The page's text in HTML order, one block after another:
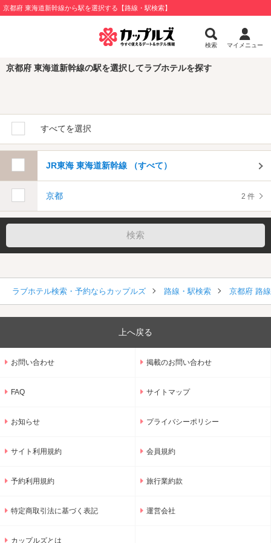
京都府 東海道新幹線から駅を選択する【路線・駅検索】
検索 マイメニュー
京都府 東海道新幹線の駅を選択してラブホテルを探す
すべてを選択
JR東海 東海道新幹線 （すべて）
京都 2 件
ラブホテル検索・予約ならカップルズ 路線・駅検索 京都府 路
上へ戻る
お問い合わせ 掲載のお問い合わせ
FAQ サイトマップ
お知らせ プライバシーポリシー
サイト利用規約 会員規約
予約利用規約 旅行業約款
特定商取引法に基づく表記 運営会社
カップルズとは